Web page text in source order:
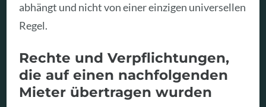
abhängt und nicht von einer einzigen universellen
Regel.
Rechte und Verpflichtungen,
die auf einen nachfolgenden
Mieter übertragen wurden